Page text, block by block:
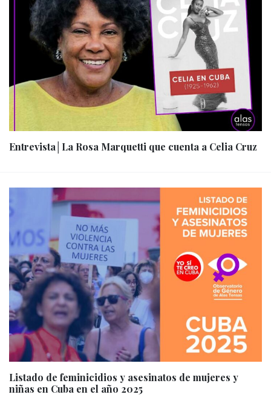
Entrevista│La Rosa Marquetti que cuenta a Celia Cruz
Listado de feminicidios y asesinatos de mujeres y
niñas en Cuba en el año 2025